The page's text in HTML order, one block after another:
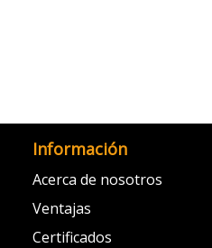
Información
Acerca de nosotros
Ventajas
Certificados